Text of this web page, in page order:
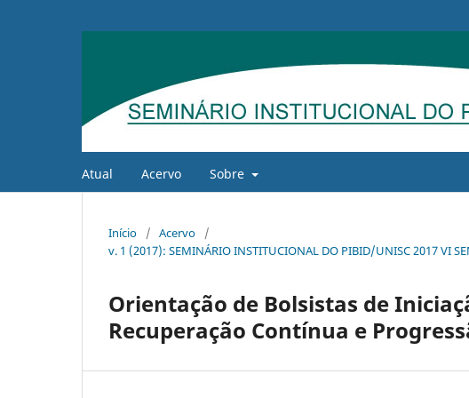
Atual Acervo Sobre
Início / Acervo
/
v. 1 (2017): SEMINÁRIO INSTITUCIONAL DO PIBID/UNISC 2017 VI
Orientação de Bolsistas de
Recuperação Contínua e